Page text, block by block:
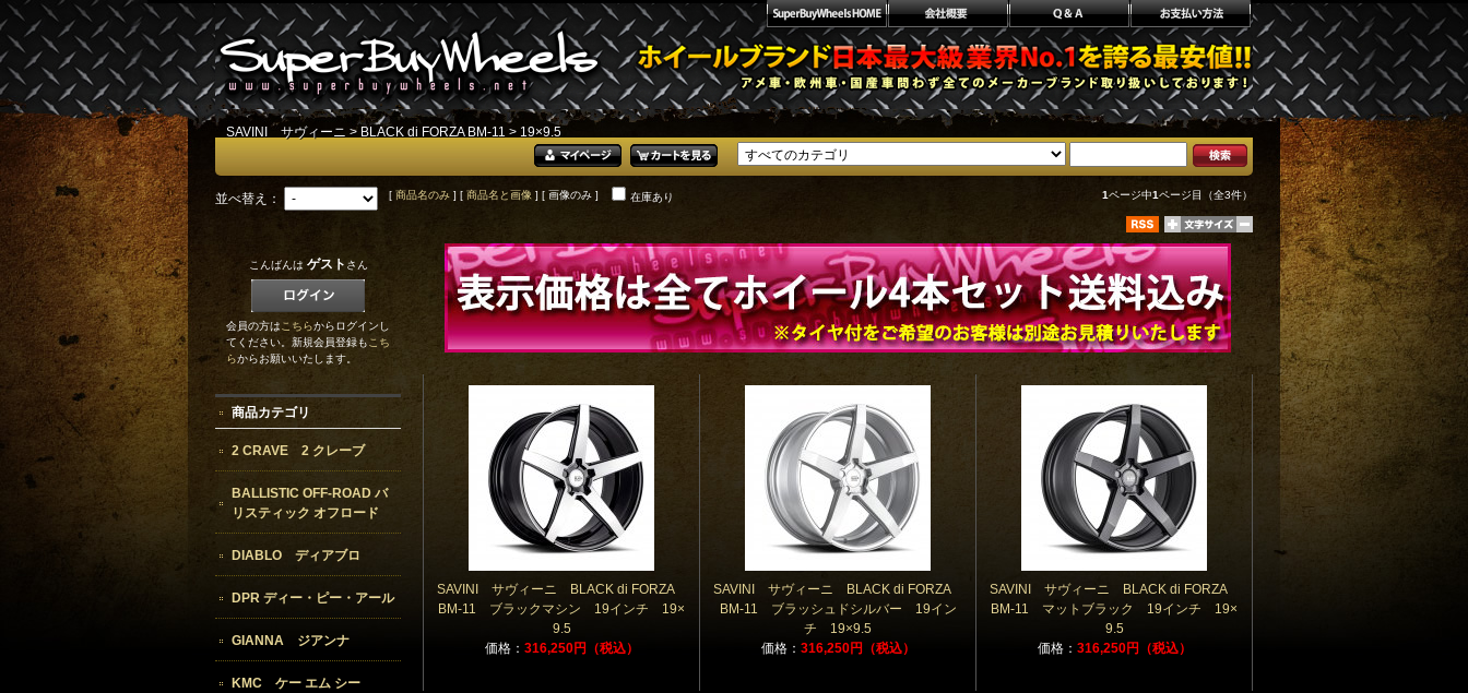
SAVINI サヴィーニ > BLACK di FORZA BM-11 > 19×9.5
並べ替え： [ 商品名のみ ] [ 商品名と画像 ] [ 画像のみ ] 在庫あり 1ページ中1ページ目（全3件）
SAVINI サヴィーニ BLACK di FORZA
BM-11 ブラックマシン 19インチ 19×
9.5
価格： 316,250円（税込）
SAVINI サヴィーニ BLACK di FORZA
BM-11 ブラッシュドシルバー 19イン
チ 19×9.5
価格： 316,250円（税込）
SAVINI サヴィーニ BLACK di FORZA
BM-11 マットブラック 19インチ 19×
9.5
価格： 316,250円（税込）
こんばんは ゲスト さん
会員の方はこちらからログインし
てください。新規会員登録もこち
らからお願いいたします。
商品カテゴリ
2 CRAVE 2 クレーブ
BALLISTIC OFF-ROAD バ
リスティック オフロード
DIABLO ディアブロ
DPR ディー・ピー・アール
GIANNA ジアンナ
KMC ケー エム シー